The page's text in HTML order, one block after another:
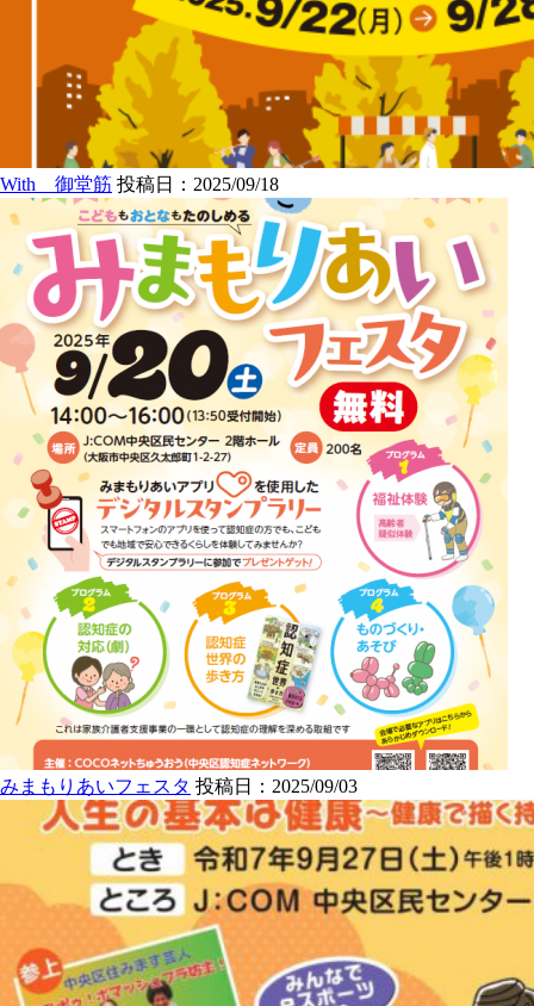
With 御堂筋 投稿日：2025/09/18
みまもりあいフェスタ 投稿日：2025/09/03